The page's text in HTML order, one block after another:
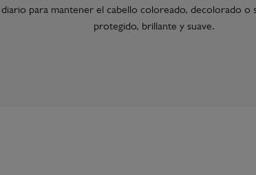
diario para mantener el cabello coloreado, decolorado o
protegido, brillante y suave.